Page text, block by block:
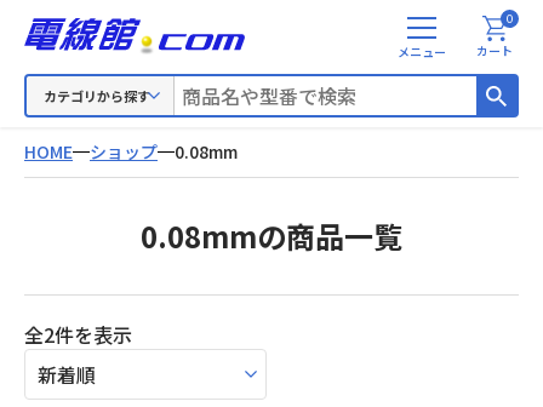
カテゴリから探す
メ
ニ
カート
0
HOME ショップ 0.08mm
0.08mmの商品一覧
全2件を表示新
い